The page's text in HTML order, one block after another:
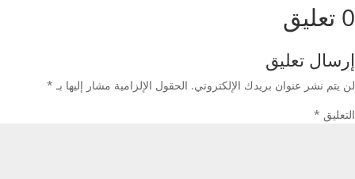
0 تعليق
إرسال تعليق
لن يتم نشر عنوان بريدك الإلكتروني. الحقول الإلزامية مشار إليها بـ *
التعليق *